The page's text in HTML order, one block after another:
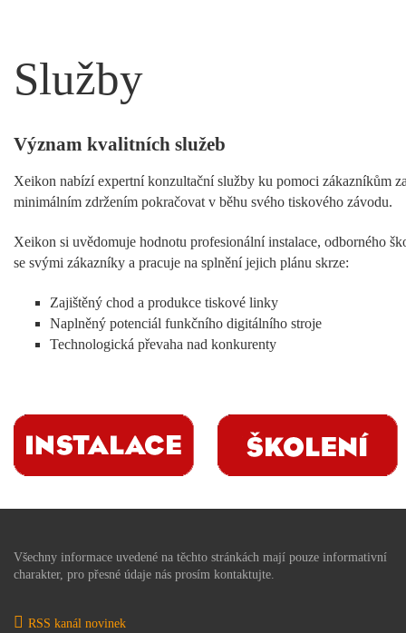
Služby
Význam kvalitních služeb
Xeikon nabízí expertní konzultační služby ku pomoci zákazníkům
minimálním zdržením pokračovat v běhu svého tiskového závodu.
Xeikon si uvědomuje hodnotu profesionální instalace, odborného
se svými zákazníky a pracuje na splnění jejich plánu skrze:
Zajištěný chod a produkce tiskové linky
Naplněný potenciál funkčního digitálního stroje
Technologická převaha nad konkurenty
Všechny informace uvedené na těchto stránkách mají pouze informativní
charakter, pro přesné údaje nás prosím kontaktujte.
RSS kanál novinek